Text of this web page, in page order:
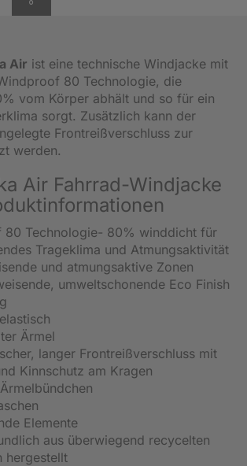
Air ist eine technische Windjacke mit
80 Technologie, die
vom Körper abhält und so für ein
sorgt. Zusätzlich kann der
Frontreißverschluss zur
werden.
Air Fahrrad-Windjacke
80 Technologie- 80% winddicht für
Trageklima und Atmungsaktivität
und atmungsaktive Zonen
umweltschonende Eco Finish
Ärmel
langer Frontreißverschluss mit
Kinnschutz am Kragen
Elemente
aus überwiegend recycelten
hergestellt